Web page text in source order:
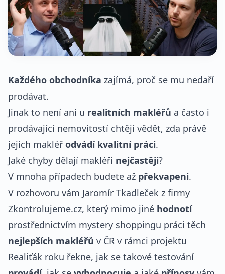
Každého obchodníka zajímá, proč se mu nedaří
prodávat.
Jinak to není ani u realitních makléřů a často i
prodávající nemovitostí chtějí vědět, zda právě
jejich makléřodvádí kvalitní práci.
Jaké chyby dělají makléři nejčastěji?
V mnoha případech budete až překvapeni.
V rozhovoru vám Jaromír Tkadleček z firmy
Zkontrolujeme.cz, který mimo jiné hodnotí
prostřednictvím mystery shoppingu práci těch
nejlepších makléřů v ČR v rámci projektu
Realiťák roku řekne, jak se takové testování